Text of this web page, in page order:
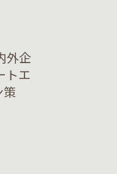
外企
トエ
策